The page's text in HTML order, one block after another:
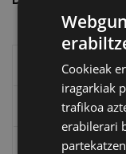
Eibarko liburuak
eta kitto
"Eibar" rebista
Cookieak
iragarkiak
trafikoa
erabilerari